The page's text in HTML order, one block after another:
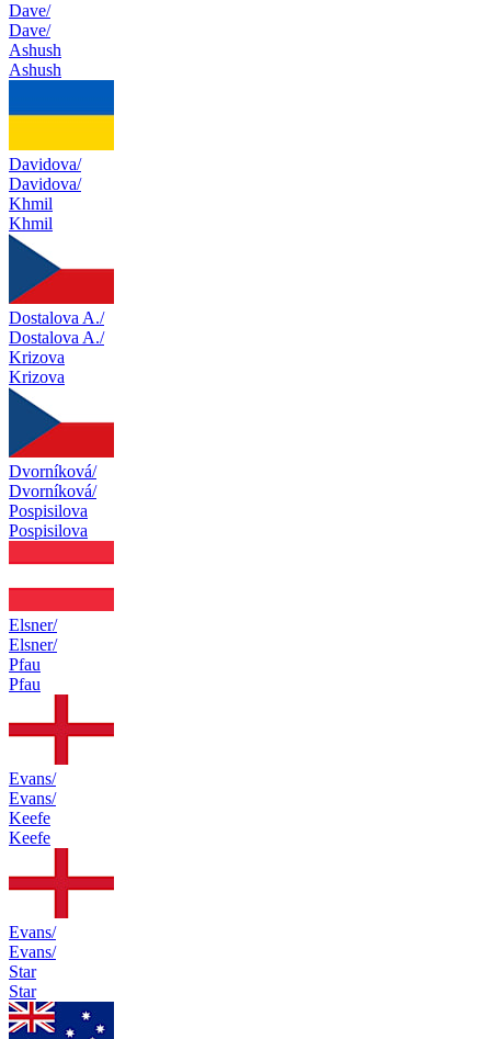
Dave/
Dave/
Ashush
Ashush
Davidova/
Davidova/
Khmil
Khmil
Dostalova A./
Dostalova A./
Krizova
Krizova
Dvorníková/
Dvorníková/
Pospisilova
Pospisilova
Elsner/
Elsner/
Pfau
Pfau
Evans/
Evans/
Keefe
Keefe
Evans/
Evans/
Star
Star